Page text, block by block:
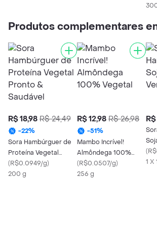
Produtos complementares
R$ 18,98 R$ 24,49
-22%
Sora Hambúrguer de
Proteína Vegetal
Pronto & Saudável
(R$0.0949/g)
200 g
R$ 12,98 R$ 26,98
-51%
Mambo Incrível!
Almôndega 100%
Vegetal
(R$0.0507/g)
256 g
R$
(
1 X